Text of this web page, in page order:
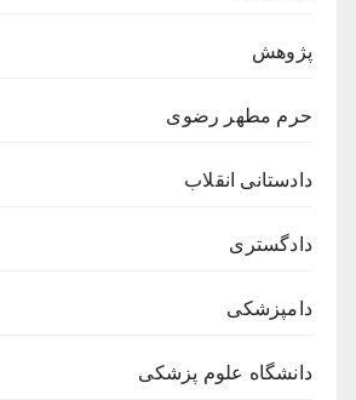
پژوهش
حرم مطهر رضوی
دادستانی انقلاب
دادگستری
دامپزشکی
دانشگاه علوم پزشکی